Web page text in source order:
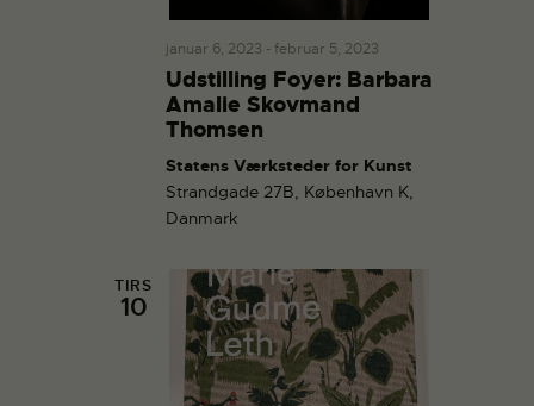
januar 6, 2023 -februar 5, 2023
Udstilling Foyer: Barbara
Amalie Skovmand
Thomsen
Statens Værksteder for Kunst
Strandgade 27B, København K,
Danmark
TIRS
10